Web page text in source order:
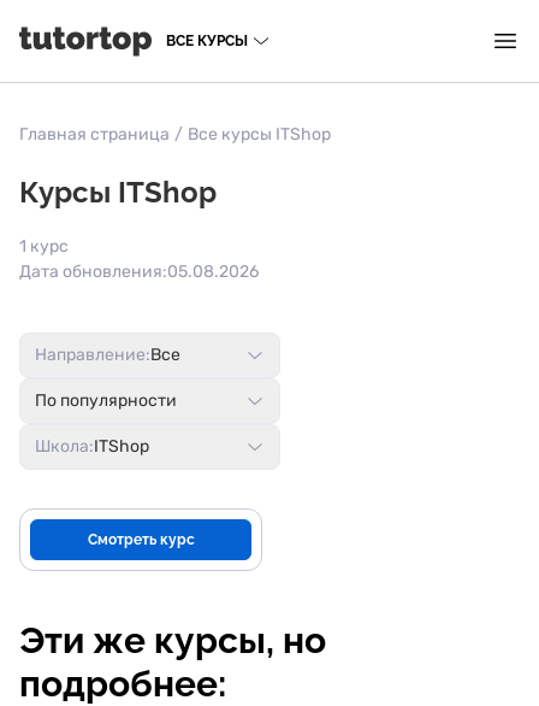
ВСЕ КУРСЫ
Главная страница / Все курсы ITShop
Курсы ITShop
1 курс
Дата обновления:05.08.2026
Школа:ITShop
По популярности
Направление:Все
Смотреть курс
Эти же курсы, но
подробнее: